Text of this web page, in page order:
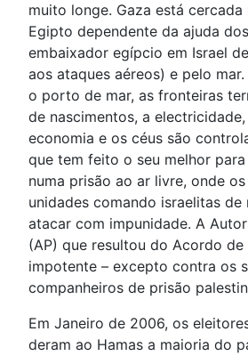
muito longe. Gaza está
Egipto dependente da ajuda
embaixador egípcio em Israel
aos ataques aéreos) e pelo
o porto de mar, as fronteiras
de nascimentos, a electricidade,
economia e os céus são
que tem feito o seu melhor
numa prisão ao ar livre, onde
unidades comando israelitas
atacar com impunidade. A
(AP) que resultou do Acordo de
impotente – excepto contra os
companheiros de prisão
Em Janeiro de 2006, os
deram ao Hamas a maioria do